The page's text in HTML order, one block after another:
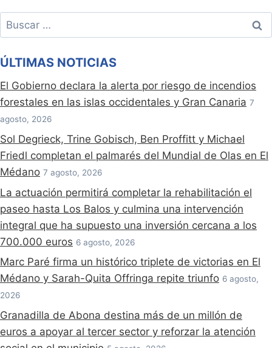
Buscar:
ÚLTIMAS NOTICIAS
El Gobierno declara la alerta por riesgo de incendios
forestales en las islas occidentales y Gran Canaria 7
agosto, 2026
Sol Degrieck, Trine Gobisch, Ben Proffitt y Michael
Friedl completan el palmarés del Mundial de Olas en El
Médano 7 agosto, 2026
La actuación permitirá completar la rehabilitación el
paseo hasta Los Balos y culmina una intervención
integral que ha supuesto una inversión cercana a los
700.000 euros 6 agosto, 2026
Marc Paré firma un histórico triplete de victorias en El
Médano y Sarah-Quita Offringa repite triunfo 6 agosto,
2026
Granadilla de Abona destina más de un millón de
euros a apoyar al tercer sector y reforzar la atención